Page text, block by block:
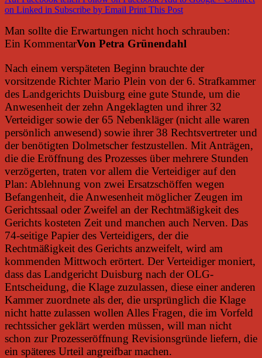
on Linked in Subscribe by Email Print This Post
Man sollte die Erwartungen nicht hoch schrauben:
Ein KommentarVon Petra Grünendahl
Nach einem verspäteten Beginn brauchte der
vorsitzende Richter Mario Plein von der 6. Strafkammer
des Landgerichts Duisburg eine gute Stunde, um die
Anwesenheit der zehn Angeklagten und ihrer 32
Verteidiger sowie der 65 Nebenkläger (nicht alle waren
persönlich anwesend) sowie ihrer 38 Rechtsvertreter und
der benötigten Dolmetscher festzustellen. Mit Anträgen,
die die Eröffnung des Prozesses über mehrere Stunden
verzögerten, traten vor allem die Verteidiger auf den
Plan: Ablehnung von zwei Ersatzschöffen wegen
Befangenheit, die Anwesenheit möglicher Zeugen im
Gerichtssaal oder Zweifel an der Rechtmäßigkeit des
Gerichts kosteten Zeit und manchen auch Nerven. Das
74-seitige Papier des Verteidigers, der die
Rechtmäßigkeit des Gerichts anzweifelt, wird am
kommenden Mittwoch erörtert. Der Verteidiger moniert,
dass das Landgericht Duisburg nach der OLG-
Entscheidung, die Klage zuzulassen, diese einer anderen
Kammer zuordnete als der, die ursprünglich die Klage
nicht hatte zulassen wollen Alles Fragen, die im Vorfeld
rechtssicher geklärt werden müssen, will man nicht
schon zur Prozesseröffnung Revisionsgründe liefern, die
ein späteres Urteil angreifbar machen.